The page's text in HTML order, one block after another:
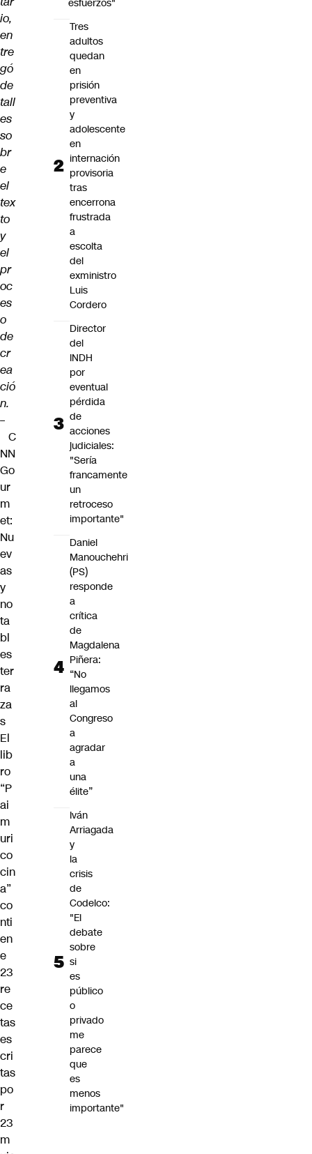
io,
en
tre
gó
de
tall
es
so
br
e
el
tex
to
y
el
pr
oc
es
o
de
cr
ea
ció
n.
–
C
NN
Go
ur
m
et:
Nu
ev
as
y
no
ta
bl
es
ter
ra
za
s
El
lib
ro
“P
ai
m
uri
co
cin
a”
co
nti
en
e
23
re
ce
tas
es
cri
tas
po
r
23
m
esfuerzos"
Tres
adultos
quedan
en
prisión
preventiva
y
adolescente
en
internación
provisoria
tras
encerrona
frustrada
a
escolta
del
exministro
Luis
Cordero
Director
del
INDH
por
eventual
pérdida
de
acciones
judiciales:
"Sería
francamente
un
retroceso
importante"
Daniel
Manouchehri
(PS)
responde
a
crítica
de
Magdalena
Piñera:
“No
llegamos
al
Congreso
a
agradar
a
una
élite”
Iván
Arriagada
y
la
crisis
de
Codelco:
"El
debate
sobre
si
es
público
o
privado
me
parece
que
es
menos
importante"